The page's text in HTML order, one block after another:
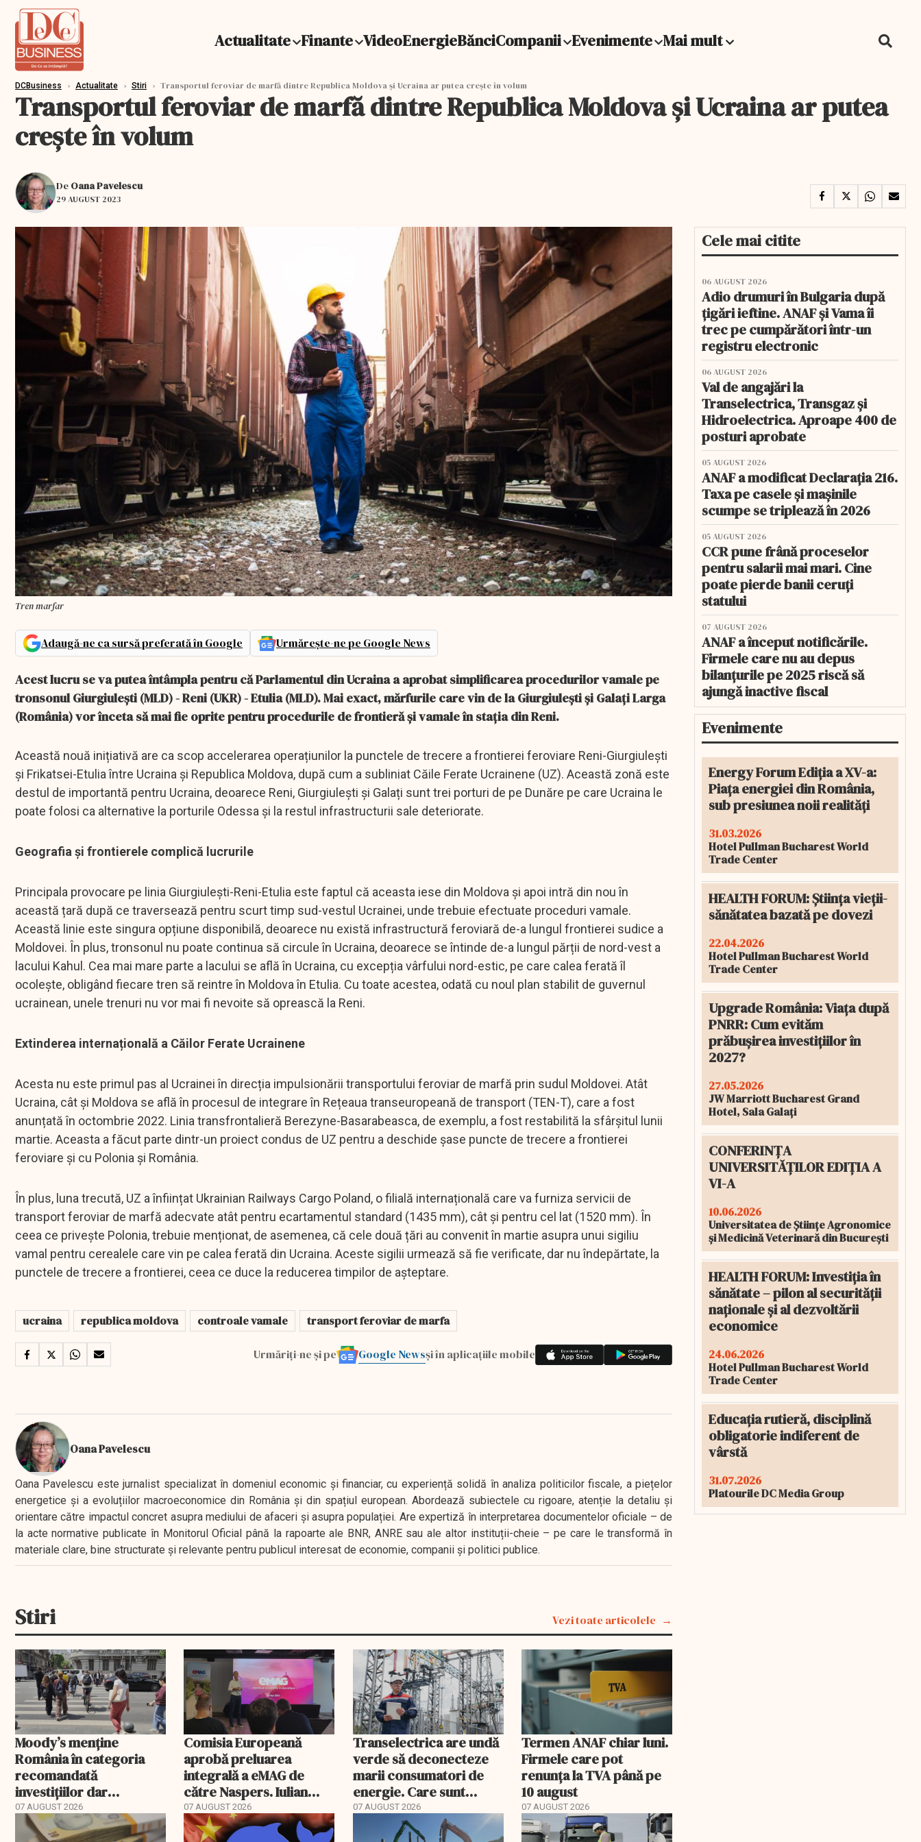
Actualitate Finante VideoEnergieBănciCompanii Evenimente Mai mult
DCBusiness › Actualitate › Stiri › Transportul feroviar de marfă dintre Republica Moldova și Ucraina ar putea crește în volum
Transportul feroviar de marfă dintre Republica Moldova și Ucraina ar putea
crește în volum
De Oana Pavelescu
29 AUGUST 2023
Tren marfar
Adaugă-ne ca sursă preferată în Google Urmărește-ne pe Google News
Acest lucru se va putea întâmpla pentru că Parlamentul din Ucraina a aprobat simplificarea procedurilor vamale pe
tronsonul Giurgiulești (MLD) - Reni (UKR) - Etulia (MLD). Mai exact, mărfurile care vin de la Giurgiulești și Galați Larga
(România) vor înceta să mai fie oprite pentru procedurile de frontieră și vamale în stația din Reni.
Această nouă inițiativă are ca scop accelerarea operațiunilor la punctele de trecere a frontierei feroviare Reni-Giurgiulești
și Frikatsei-Etulia între Ucraina și Republica Moldova, după cum a subliniat Căile Ferate Ucrainene (UZ). Această zonă este
destul de importantă pentru Ucraina, deoarece Reni, Giurgiulești și Galați sunt trei porturi de pe Dunăre pe care Ucraina le
poate folosi ca alternative la porturile Odessa și la restul infrastructurii sale deteriorate.
Geografia și frontierele complică lucrurile
Principala provocare pe linia Giurgiulești-Reni-Etulia este faptul că aceasta iese din Moldova și apoi intră din nou în
această țară după ce traversează pentru scurt timp sud-vestul Ucrainei, unde trebuie efectuate proceduri vamale.
Această linie este singura opțiune disponibilă, deoarece nu există infrastructură feroviară de-a lungul frontierei sudice a
Moldovei. În plus, tronsonul nu poate continua să circule în Ucraina, deoarece se întinde de-a lungul părții de nord-vest a
lacului Kahul. Cea mai mare parte a lacului se află în Ucraina, cu excepția vârfului nord-estic, pe care calea ferată îl
ocolește, obligând fiecare tren să reintre în Moldova în Etulia. Cu toate acestea, odată cu noul plan stabilit de guvernul
ucrainean, unele trenuri nu vor mai fi nevoite să oprească la Reni.
Extinderea internațională a Căilor Ferate Ucrainene
Acesta nu este primul pas al Ucrainei în direcția impulsionării transportului feroviar de marfă prin sudul Moldovei. Atât
Ucraina, cât și Moldova se află în procesul de integrare în Rețeaua transeuropeană de transport (TEN-T), care a fost
anunțată în octombrie 2022. Linia transfrontalieră Berezyne-Basarabeasca, de exemplu, a fost restabilită la sfârșitul lunii
martie. Aceasta a făcut parte dintr-un proiect condus de UZ pentru a deschide șase puncte de trecere a frontierei
feroviare și cu Polonia și România.
În plus, luna trecută, UZ a înființat Ukrainian Railways Cargo Poland, o filială internațională care va furniza servicii de
transport feroviar de marfă adecvate atât pentru ecartamentul standard (1435 mm), cât și pentru cel lat (1520 mm). În
ceea ce privește Polonia, trebuie menționat, de asemenea, că cele două țări au convenit în martie asupra unui sigiliu
vamal pentru cerealele care vin pe calea ferată din Ucraina. Aceste sigilii urmează să fie verificate, dar nu îndepărtate, la
punctele de trecere a frontierei, ceea ce duce la reducerea timpilor de așteptare.
ucraina republica moldova controale vamale transport feroviar de marfa
Urmăriți-ne și pe Google Newsși în aplicațiile mobile
Oana Pavelescu
Oana Pavelescu este jurnalist specializat în domeniul economic și financiar, cu experiență solidă în analiza politicilor fiscale, a piețelor
energetice și a evoluțiilor macroeconomice din România și din spațiul european. Abordează subiectele cu rigoare, atenție la detaliu și
orientare către impactul concret asupra mediului de afaceri și asupra populației. Are expertiză în interpretarea documentelor oficiale – de
la acte normative publicate în Monitorul Oficial până la rapoarte ale BNR, ANRE sau ale altor instituții-cheie – pe care le transformă în
materiale clare, bine structurate și relevante pentru publicul interesat de economie, companii și politici publice.
Stiri Vezi toate articolele
Moody’s menține
România în categoria
recomandată
investițiilor dar
transmite un
avertisment
07 AUGUST 2026
Comisia Europeană
aprobă preluarea
integrală a eMAG de
către Naspers. Iulian
Stanciu iese din
acționariat
07 AUGUST 2026
Transelectrica are undă
verde să deconecteze
marii consumatori de
energie. Care sunt
condițiile
07 AUGUST 2026
Termen ANAF chiar luni.
Firmele care pot
renunța la TVA până pe
10 august
07 AUGUST 2026
Cele mai citite
06 AUGUST 2026
Adio drumuri în Bulgaria după
țigări ieftine. ANAF și Vama îi
trec pe cumpărători într-un
registru electronic
06 AUGUST 2026
Val de angajări la
Transelectrica, Transgaz și
Hidroelectrica. Aproape 400 de
posturi aprobate
05 AUGUST 2026
ANAF a modificat Declarația 216.
Taxa pe casele și mașinile
scumpe se triplează în 2026
05 AUGUST 2026
CCR pune frână proceselor
pentru salarii mai mari. Cine
poate pierde banii ceruți
statului
07 AUGUST 2026
ANAF a început notificările.
Firmele care nu au depus
bilanțurile pe 2025 riscă să
ajungă inactive fiscal
Evenimente
Energy Forum Ediția a XV-a:
Piața energiei din România,
sub presiunea noii realități
31.03.2026
Hotel Pullman Bucharest World
Trade Center
HEALTH FORUM: Știința vieții-
sănătatea bazată pe dovezi
22.04.2026
Hotel Pullman Bucharest World
Trade Center
Upgrade România: Viața după
PNRR: Cum evităm
prăbușirea investițiilor în
2027?
27.05.2026
JW Marriott Bucharest Grand
Hotel, Sala Galați
CONFERINȚA
UNIVERSITĂȚILOR EDIȚIA A
VI-A
10.06.2026
Universitatea de Științe Agronomice
și Medicină Veterinară din București
HEALTH FORUM: Investiția în
sănătate – pilon al securității
naționale și al dezvoltării
economice
24.06.2026
Hotel Pullman Bucharest World
Trade Center
Educația rutieră, disciplină
obligatorie indiferent de
vârstă
31.07.2026
Platourile DC Media Group